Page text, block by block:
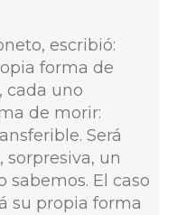
escribió:
forma de
cada uno
de morir:
Será
sorpresiva, un
sabemos. El caso
su propia forma